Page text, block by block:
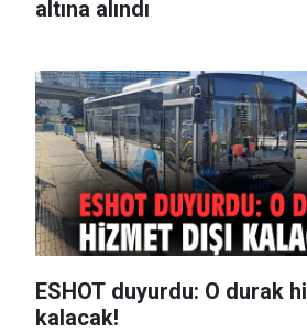
altına alındı
ESHOT duyurdu: O durak
kalacak!